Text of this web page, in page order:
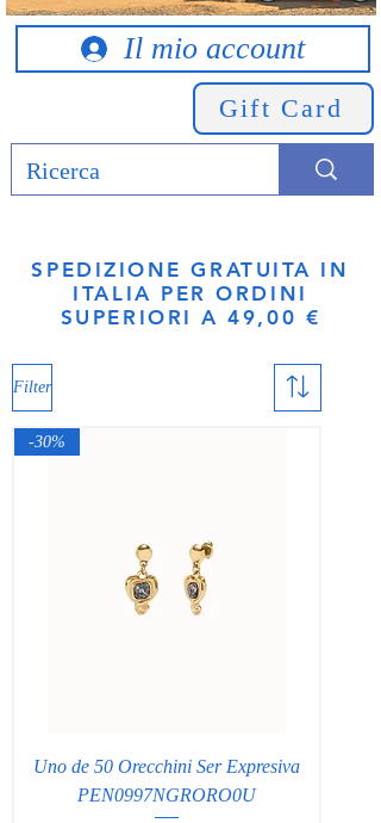
Il mio account
Gift Card
SPEDIZIONE GRATUITA IN
ITALIA PER ORDINI
SUPERIORI A 49,00 €
Filter
-30%
Uno de 50 Orecchini Ser Expresiva
PEN0997NGRORO0U